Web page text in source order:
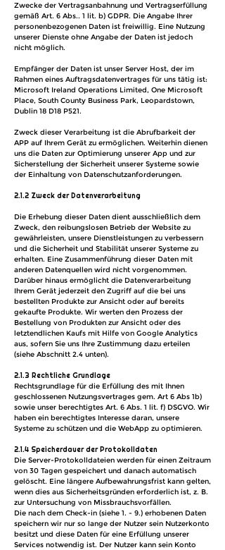
Zwecke der Vertragsanbahnung und Vertragserfüllung
gemäß Art. 6 Abs.. 1 lit. b) GDPR. Die Angabe Ihrer
personenbezogenen Daten ist freiwillig. Eine Nutzung
unserer Dienste ohne Angabe der Daten ist jedoch
nicht möglich.
Empfänger der Daten ist unser Server Host, der im
Rahmen eines Auftragsdatenvertrages für uns tätig ist:
Microsoft Ireland Operations Limited, One Microsoft
Place, South County Business Park, Leopardstown,
Dublin 18 D18 P521.
Zweck dieser Verarbeitung ist die Abrufbarkeit der
APP auf Ihrem Gerät zu ermöglichen. Weiterhin dienen
uns die Daten zur Optimierung unserer App und zur
Sicherstellung der Sicherheit unserer Systeme sowie
der Einhaltung von Datenschutzanforderungen.
2.1.2 Zweck der Datenverarbeitung
Die Erhebung dieser Daten dient ausschließlich dem
Zweck, den reibungslosen Betrieb der Website zu
gewährleisten, unsere Dienstleistungen zu verbessern
und die Sicherheit und Stabilität unserer Systeme zu
erhalten. Eine Zusammenführung dieser Daten mit
anderen Datenquellen wird nicht vorgenommen.
Darüber hinaus ermöglicht die Datenverarbeitung
Ihrem Gerät jederzeit den Zugriff auf die bei uns
bestellten Produkte zur Ansicht oder auf bereits
gekaufte Produkte. Wir werten den Prozess der
Bestellung von Produkten zur Ansicht oder des
letztendlichen Kaufs mit Hilfe von Google Analytics
aus, sofern Sie uns Ihre Zustimmung dazu erteilen
(siehe Abschnitt 2.4 unten).
2.1.3 Rechtliche Grundlage
Rechtsgrundlage für die Erfüllung des mit Ihnen
geschlossenen Nutzungsvertrages gem. Art 6 Abs 1b)
sowie unser berechtigtes Art. 6 Abs. 1 lit. f) DSGVO. Wir
haben ein berechtigtes Interesse daran, unsere
Systeme zu schützen und die WebApp zu optimieren.
2.1.4 Speicherdauer der Protokolldaten
Die Server-Protokolldateien werden für einen Zeitraum
von 30 Tagen gespeichert und danach automatisch
gelöscht. Eine längere Aufbewahrungsfrist kann gelten,
wenn dies aus Sicherheitsgründen erforderlich ist, z. B.
zur Untersuchung von Missbrauchsvorfällen.
Die nach dem Check-in (siehe 1. - 9.) erhobenen Daten
speichern wir nur so lange der Nutzer sein Nutzerkonto
besitzt und diese Daten für eine Erfüllung unserer
Services notwendig ist. Der Nutzer kann sein Konto